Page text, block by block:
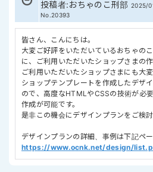
投稿者:おちゃのこ刑部 2025/
No.20393
皆さん、こんにちは。
大変ご好評をいただいているおちゃの
に、ご利用いただいたショップさまの
ご利用いただいたショップさまにも大
ショップテンプレートを作成したデザ
ので、高度なHTMLやCSSの技術が必
作成が可能です。
是非この機会にデザインプランをご検
デザインプランの詳細、事例は下記ペ
https://www.ocnk.net/design/